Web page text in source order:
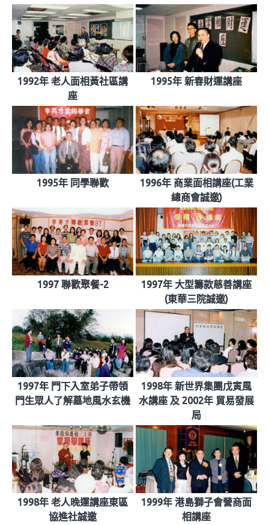
1992年 老人面相黃社區講
座
1995年 新春財運講座
1995年 同學聯歡
1996年 商業面相講座(工業
總商會誠邀)
1997 聯歡聚餐-2
1997年 大型籌款慈善講座
(東華三院誠邀)
1997年 門下入室弟子帶領
門生眾人了解墓地風水玄機
1998年 新世界集團戊寅風
水講座 及 2002年 貿易發展
局
1998年 老人晚運講座東區
協進社誠邀
1999年 港島獅子會營商面
相講座